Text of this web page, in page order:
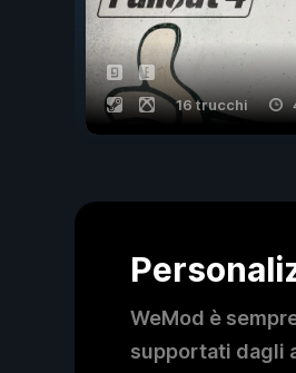
16 trucchi
WeMod è
supportati dagli